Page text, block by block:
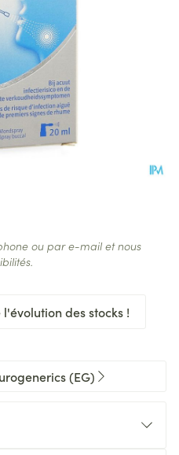
des stocks !
ou par e-mail et nous
(EG)